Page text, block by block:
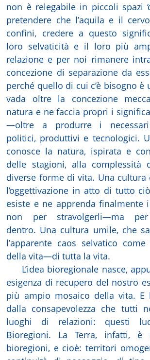
non è relegabile in piccoli spazi
pretendere che l’aquila e il
confini, credere a questo
loro selvaticità e il loro più
relazione e per noi rimanere
concezione di separazione da
perché quello di cui c’è bisogno è
vada oltre la concezione
natura e ne faccia propri i
—oltre a produrre i necessari
politici, produttivi e tecnologici.
conosce la natura, ispirata e
delle stagioni, alla
diverse forme di vita. Una cultura
l’oggettivazione in atto di tutto
esiste e ne apprenda finalmente
non per stravolgerli—ma per
dentro. Una cultura umile, che
l’apparente caos selvatico
della vita—di tutta la vita.
L’idea bioregionale nasce,
esigenza di recupero del nostro
più ampio mosaico della vita. E
dalla consapevolezza che tutti
luoghi di relazioni: questi
Bioregioni. La Terra, infatti, è
bioregioni, e cioè: territori